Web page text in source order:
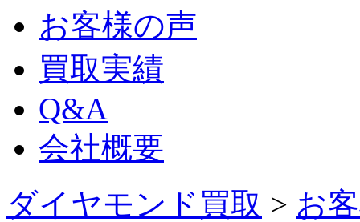
お客様の声
買取実績
Q&A
会社概要
ダイヤモンド買取 > お